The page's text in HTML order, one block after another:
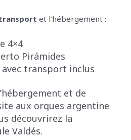
et l’hébergement :
4×4
Pirámides
avec transport inclus
et de
aux orques argentine
découvrirez la
Valdés.